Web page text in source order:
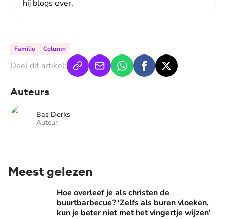
hij blogs over.
Familie Column
Deel dit artikel:
Auteurs
Bas Derks
Auteur
Meest gelezen
Hoe overleef je als christen de buurtbarbecue? ‘Zelfs als
Hoe overleef je als christen de
buurtbarbecue? ‘Zelfs als buren vloeken,
kun je beter niet met het vingertje wijzen’